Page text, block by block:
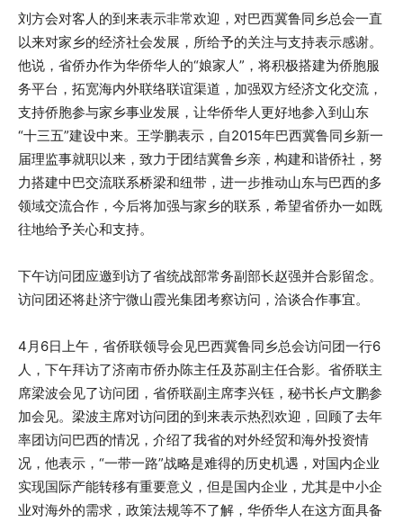
刘方会对客人的到来表示非常欢迎，对巴西冀鲁同乡总会一直
以来对家乡的经济社会发展，所给予的关注与支持表示感谢。
他说，省侨办作为华侨华人的“娘家人”，将积极搭建为侨胞服
务平台，拓宽海内外联络联谊渠道，加强双方经济文化交流，
支持侨胞参与家乡事业发展，让华侨华人更好地参入到山东
“十三五”建设中来。王学鹏表示，自2015年巴西冀鲁同乡新一
届理监事就职以来，致力于团结冀鲁乡亲，构建和谐侨社，努
力搭建中巴交流联系桥梁和纽带，进一步推动山东与巴西的多
领域交流合作，今后将加强与家乡的联系，希望省侨办一如既
往地给予关心和支持。
下午访问团应邀到访了省统战部常务副部长赵强并合影留念。
访问团还将赴济宁微山霞光集团考察访问，洽谈合作事宜。
4月6日上午，省侨联领导会见巴西冀鲁同乡总会访问团一行6
人，下午拜访了济南市侨办陈主任及苏副主任合影。省侨联主
席梁波会见了访问团，省侨联副主席李兴钰，秘书长卢文鹏参
加会见。梁波主席对访问团的到来表示热烈欢迎，回顾了去年
率团访问巴西的情况，介绍了我省的对外经贸和海外投资情
况，他表示，“一带一路”战略是难得的历史机遇，对国内企业
实现国际产能转移有重要意义，但是国内企业，尤其是中小企
业对海外的需求，政策法规等不了解，华侨华人在这方面具备